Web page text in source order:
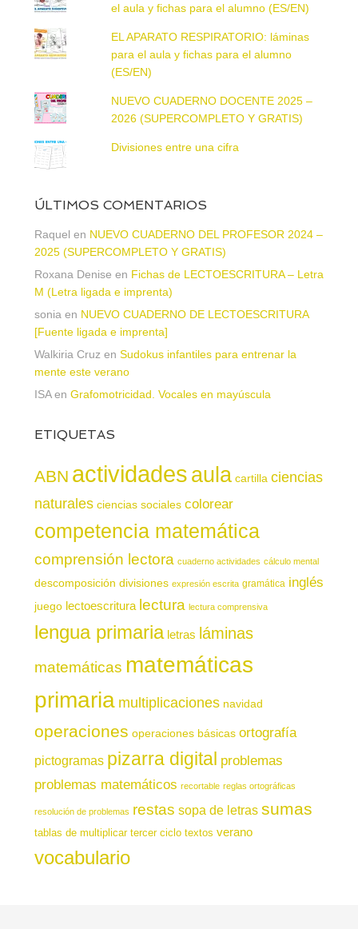
el aula y fichas para el alumno (ES/EN)
EL APARATO RESPIRATORIO: láminas
para el aula y fichas para el alumno
(ES/EN)
NUEVO CUADERNO DOCENTE 2025 –
2026 (SUPERCOMPLETO Y GRATIS)
Divisiones entre una cifra
ÚLTIMOS COMENTARIOS
Raquel en NUEVO CUADERNO DEL PROFESOR 2024 –
2025 (SUPERCOMPLETO Y GRATIS)
Roxana Denise en Fichas de LECTOESCRITURA – Letra
M (Letra ligada e imprenta)
sonia en NUEVO CUADERNO DE LECTOESCRITURA
[Fuente ligada e imprenta]
Walkiria Cruz en Sudokus infantiles para entrenar la
mente este verano
ISAen Grafomotricidad. Vocales en mayúscula
ETIQUETAS
ABN actividadesaula cartilla ciencias
naturales ciencias sociales colorear
competencia matemática
comprensión lectora cuaderno actividades cálculo mental
descomposición divisiones expresión escrita gramática inglés
juego lectoescritura lectura lectura comprensiva
lengua primaria letras láminas
matemáticas matemáticas
primaria multiplicaciones navidad
operaciones operaciones básicas ortografía
pictogramas pizarra digital problemas
problemas matemáticos recortable reglas ortográficas
resolución de problemas restas sopa de letras sumas
tablas de multiplicar tercer ciclo textos verano
vocabulario